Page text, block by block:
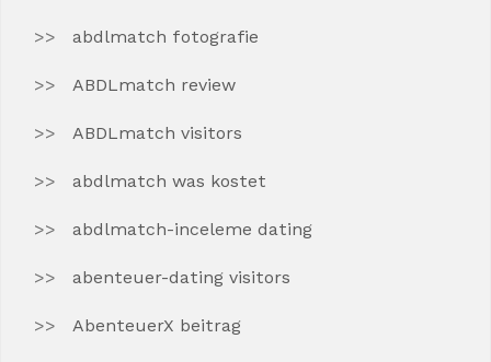
abdlmatch fotografie
ABDLmatch review
ABDLmatch visitors
abdlmatch was kostet
abdlmatch-inceleme dating
abenteuer-dating visitors
AbenteuerX beitrag